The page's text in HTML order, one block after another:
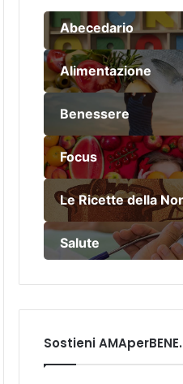
Abecedario
Alimentazione
Benessere
Focus
Le Ricette della
Salute
Sostieni